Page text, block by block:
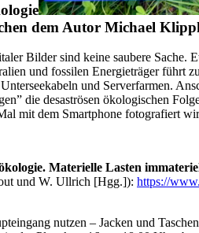
dem Autor Michael
Bilder sind keine saubere Sache.
und fossilen Energieträger führt
und Serverfarmen.
die desaströsen ökologischen
mit dem Smartphone fotografiert
Materielle Lasten
und W. Ullrich [Hgg.]): https://
nutzen – Jacken und